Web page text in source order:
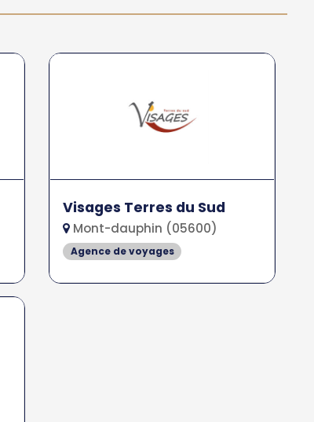
Visages Terres du Sud
Mont-dauphin (05600)
Agence de voyages